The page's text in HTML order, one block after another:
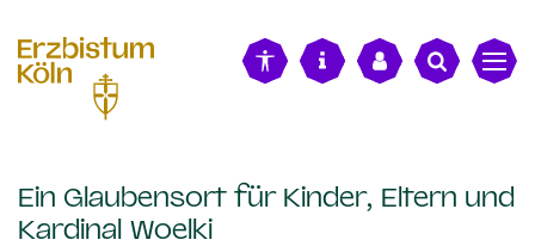
Ein Glaubensort für Kinder, Eltern und
Kardinal Woelki: